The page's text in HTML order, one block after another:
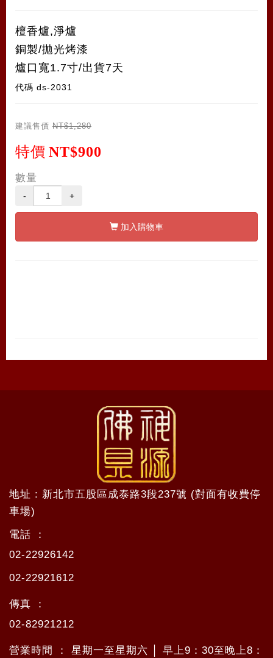
檀香爐,淨爐
銅製/拋光烤漆
爐口寬1.7寸/出貨7天
代碼 ds-2031
建議售價 NT$1,280
特價 NT$900
數量
- +
加入購物車
地址 : 新北市五股區成泰路3段237號 (對面有收費停
車場)
電話 ：
02-22926142
02-22921612
傳真 ：
02-82921212
營業時間 ： 星期一至星期六 │ 早上9：30至晚上8：